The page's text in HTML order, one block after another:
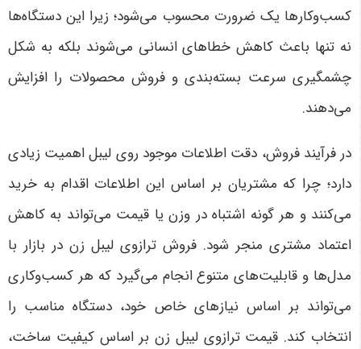
کسب‌وکارها یک ضرورت محسوب می‌شود؛ زیرا این دستگاه‌ها
نه تنها باعث کاهش خطاهای انسانی می‌شوند بلکه به شکل
چشمگیری سرعت بسته‌بندی و فروش محصولات را افزایش
می‌دهند.
در فرآیند فروش، دقت اطلاعات موجود روی لیبل اهمیت زیادی
دارد؛ چرا که مشتریان بر اساس این اطلاعات اقدام به خرید
می‌کنند و هر گونه اشتباه در وزن یا قیمت می‌تواند به کاهش
اعتماد مشتری منجر شود. فروش ترازوی لیبل زن در بازار با
مدل‌ها و قابلیت‌های متنوع انجام می‌گیرد که هر کسب‌وکاری
می‌تواند بر اساس نیازهای خاص خود، دستگاه مناسب را
انتخاب کند. قیمت ترازوی لیبل زن بر اساس کیفیت ساخت،